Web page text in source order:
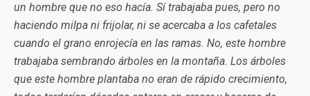
un hombre que no eso hacía. Sí trabajaba pues, pero no
haciendo milpa ni frijolar, ni se acercaba a los cafetales
cuando el grano enrojecía en las ramas. No, este hombre
trabajaba sembrando árboles en la montaña. Los árboles
que este hombre plantaba no eran de rápido crecimiento,